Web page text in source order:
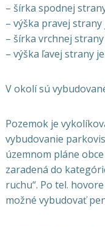
– šírka spodnej
– výška pravej strany
– šírka vrchnej strany
– výška ľavej strany
V okolí sú
Pozemok je
vybudovanie
územnom pláne
zaradená do
ruchu“. Po tel.
možné vybudovať